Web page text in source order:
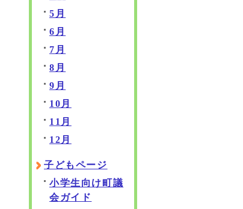
5月
6月
7月
8月
9月
10月
11月
12月
子どもページ
小学生向け町議
会ガイド